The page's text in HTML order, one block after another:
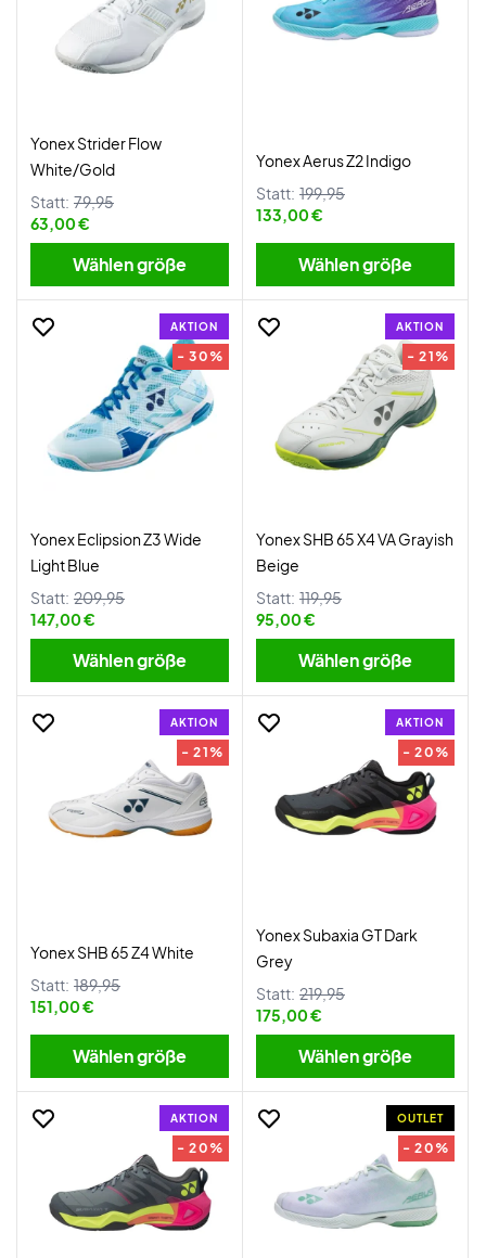
Yonex Strider Flow
White/Gold
Statt: 79,95
63,00 €
Wählen größe
Yonex Aerus Z2 Indigo
Statt: 199,95
133,00 €
Wählen größe
AKTION
- 30%
Yonex Eclipsion Z3 Wide
Light Blue
Statt: 209,95
147,00 €
Wählen größe
AKTION
- 21%
Yonex SHB 65 X4 VA Grayish
Beige
Statt: 119,95
95,00 €
Wählen größe
AKTION
- 21%
Yonex SHB 65 Z4 White
Statt: 189,95
151,00 €
Wählen größe
AKTION
- 20%
Yonex Subaxia GT Dark
Grey
Statt: 219,95
175,00 €
Wählen größe
AKTION
- 20%
OUTLET
- 20%